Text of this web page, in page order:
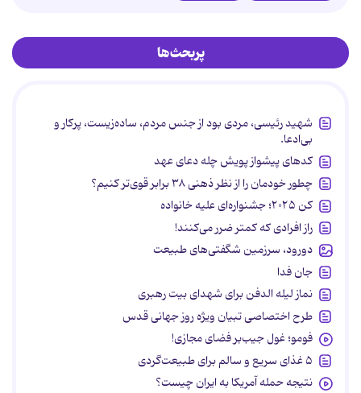
پربحث‌ها
شهید رئیسی، مردی بود از جنس مردم، ساده‌زیست، پرکار و
بی‌ادعا.
کدهای پیشواز پویش چله دعای عهد
چطور خودمان را از نظر ذهنی ۳۸ برابر قوی‌تر کنیم؟
کن ۲۰۲۵؛ جشنواره‌ای علیه خانواده
راز افرادی که کمتر ضرر می‌کنند!
دورود، سرزمین شگفتی‌های طبیعت
جان فدا
نماز لیله الدفن برای شهدای بیت رهبری
طرح اختصاصی تبیان ویژه روز جهانی قدس
فومو؛ غول جیب‌بر فضای مجازی!
۵ غذای سریع و سالم برای طبیعت‌گردی
نتیجه حمله آمریکا به ایران چیست؟